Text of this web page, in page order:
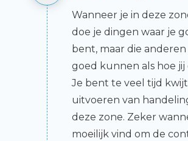
Wanneer je in deze
doe je dingen waar je
bent, maar die
goed kunnen als hoe jij
Je bent te veel tijd
uitvoeren van
deze zone. Zeker
moeilijk vind om de